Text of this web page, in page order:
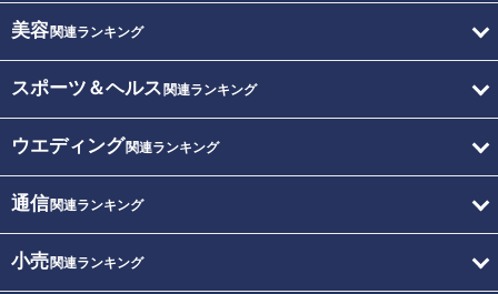
美容関連ランキング
スポーツ＆ヘルス 関連ランキング
ウエディング関連ランキング
通信関連ランキング
小売関連ランキング